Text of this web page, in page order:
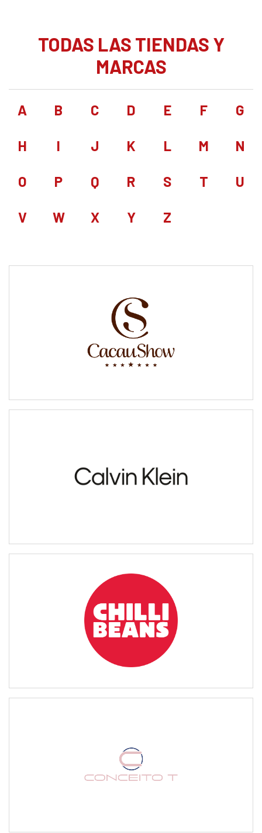
TODAS LAS TIENDAS Y
MARCAS
A B C D E F G
H I J K L M N
O P Q R S T U
V W X Y Z